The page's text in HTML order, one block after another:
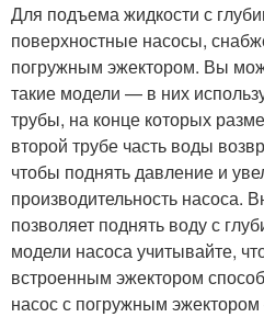
Для подъема жидкости с
поверхностные насосы,
погружным эжектором. Вы
такие модели — в них
трубы, на конце которых
второй трубе часть воды
чтобы поднять давление и
производительность насоса.
позволяет поднять воду с
модели насоса учитывайте,
встроенным эжектором
насос с погружным